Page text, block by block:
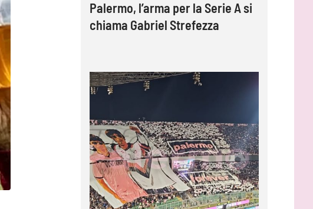
Palermo, l’arma per la Serie A si
chiama Gabriel Strefezza